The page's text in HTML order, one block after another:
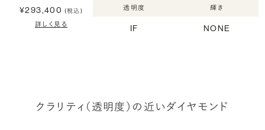
¥293,400 (税込)
詳しく見る
透明度
IF
輝き
NONE
クラリティ（透明度）の近いダイヤモンド